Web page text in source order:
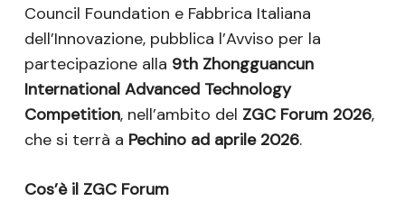
Council Foundation e Fabbrica Italiana
dell’Innovazione, pubblica l’Avviso per la
partecipazione alla 9th Zhongguancun
International Advanced Technology
Competition, nell’ambito del ZGC Forum 2026,
che si terrà a Pechino ad aprile 2026.
Cos’è il ZGC Forum